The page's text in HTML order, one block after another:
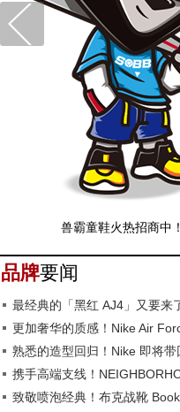
兽霸童鞋火热招商中！
品牌要闻
最经典的「黑红 AJ4」又要来
次曝光！
更加奢华的质感！Nike Air
色曝光！
熟悉的造型回归！Nike 即将
战靴！
携手高端支线！
新鞋即将发售
致敬喷泡经典！布克战靴